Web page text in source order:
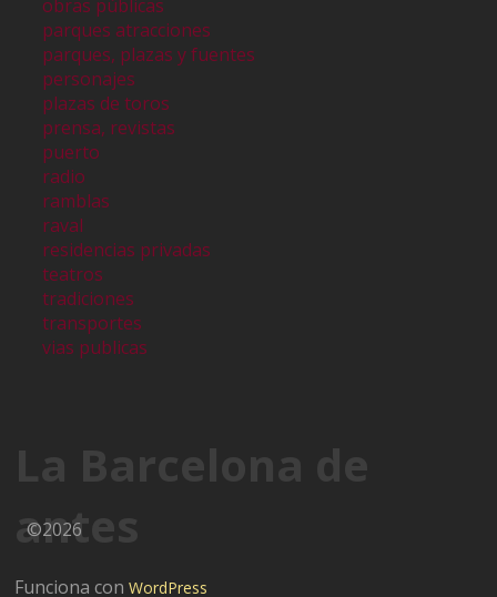
obras públicas
parques atracciones
parques, plazas y fuentes
personajes
plazas de toros
prensa, revistas
puerto
radio
ramblas
raval
residencias privadas
teatros
tradiciones
transportes
vias publicas
La Barcelona de
antes
©2026
Funciona conWordPress